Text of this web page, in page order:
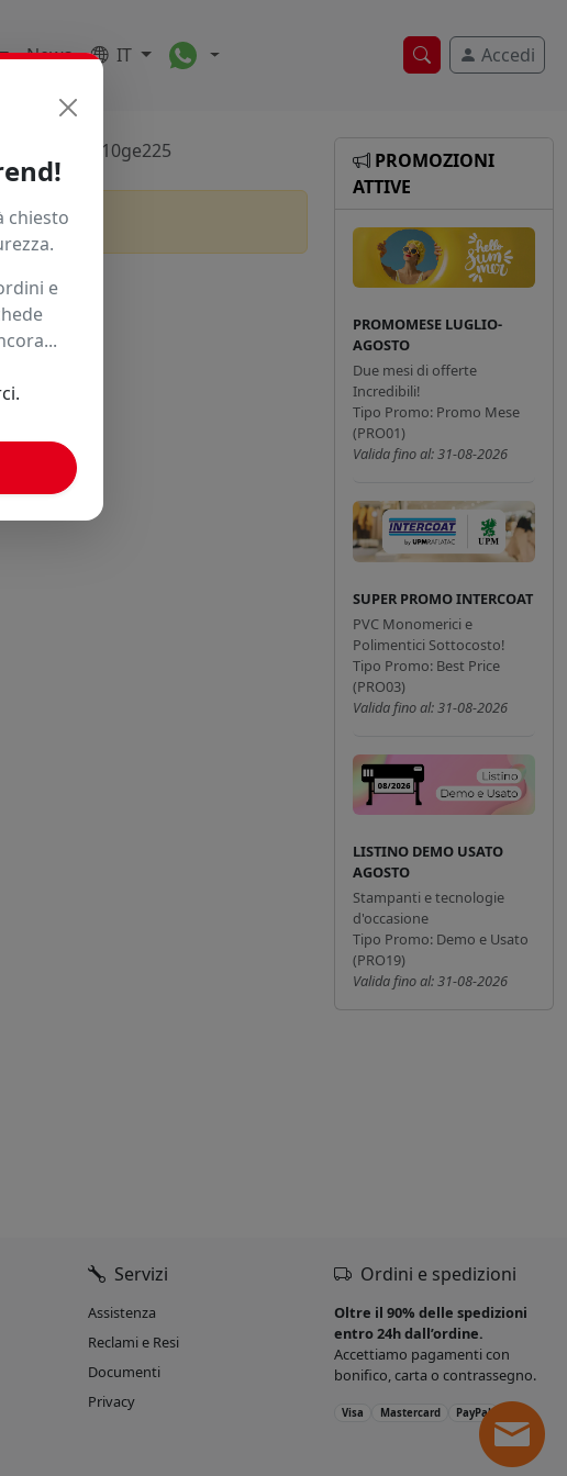
Ricerca veloce
Accedi
News IT Toggle Dropdown
Sd Pa10ge225
PROMOZIONI
ATTIVE
PROMOMESE LUGLIO-
AGOSTO
Due mesi di offerte
Incredibili!
Tipo Promo: Promo Mese
(PRO01)
Valida fino al: 31-08-2026
SUPER PROMO INTERCOAT
PVC Monomerici e
Polimentici Sottocosto!
Tipo Promo: Best Price
(PRO03)
Valida fino al: 31-08-2026
LISTINO DEMO USATO
AGOSTO
Stampanti e tecnologie
d'occasione
Tipo Promo: Demo e Usato
(PRO19)
Valida fino al: 31-08-2026
Servizi
Assistenza
Reclami e Resi
Documenti
Privacy
Ordini e spedizioni
Oltre il 90% delle spedizioni
entro 24h dall’ordine.
Accettiamo pagamenti con
bonifico, carta o contrassegno.
Visa Mastercard PayPal
chiesto
e